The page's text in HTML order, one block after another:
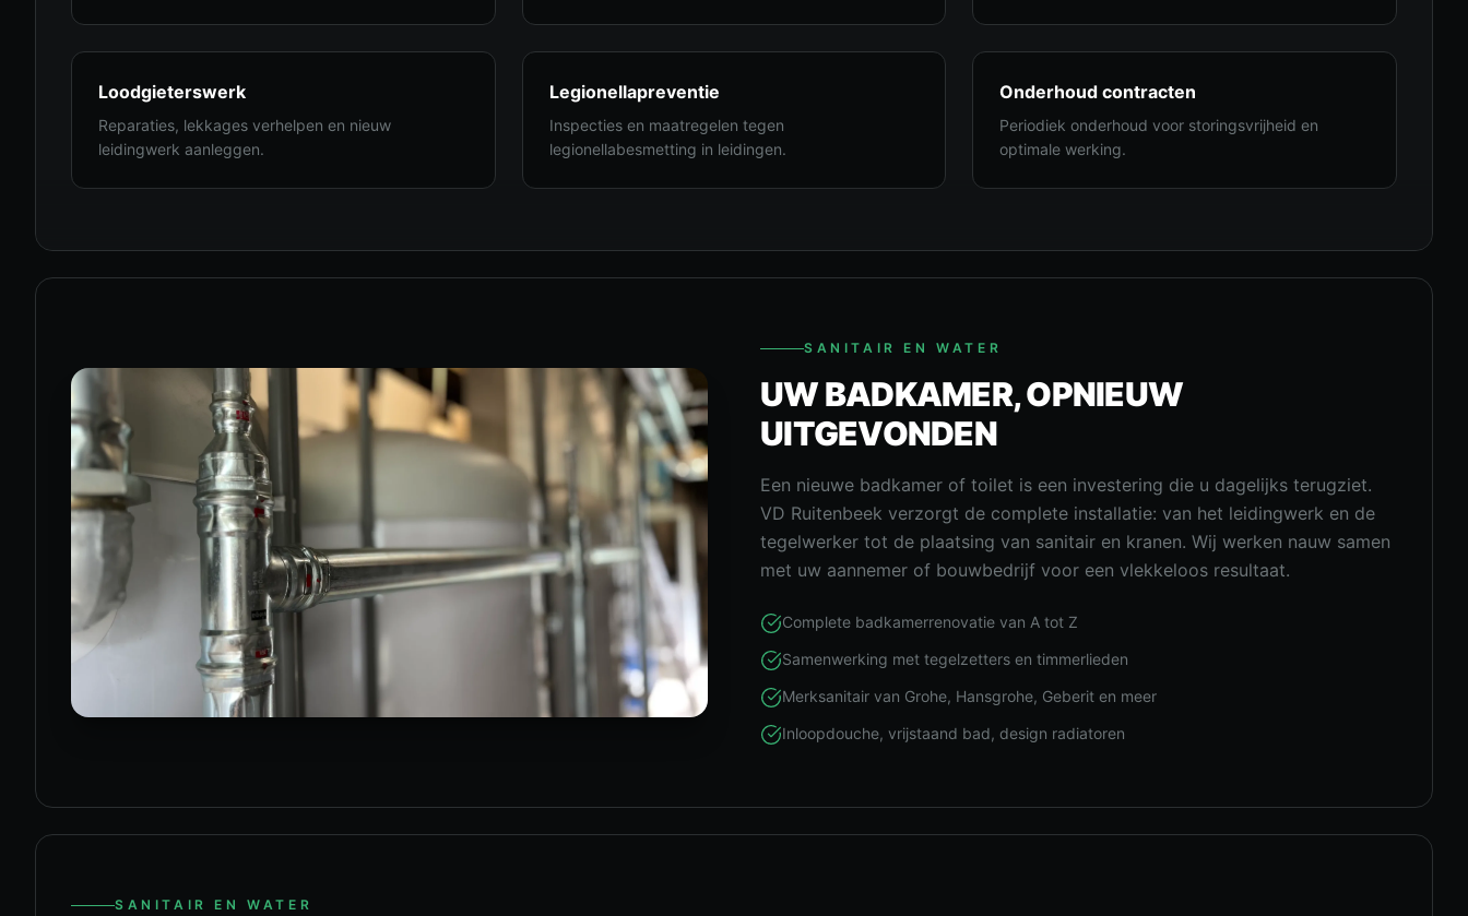
Loodgieterswerk
Reparaties, lekkages verhelpen en nieuw
leidingwerk aanleggen.
Legionellapreventie
Inspecties en maatregelen tegen
legionellabesmetting in leidingen.
Onderhoud contracten
Periodiek onderhoud voor storingsvrijheid en
optimale werking.
SANITAIR EN WATER
UW BADKAMER, OPNIEUW
UITGEVONDEN
Een nieuwe badkamer of toilet is een investering die u dagelijks terugziet.
VD Ruitenbeek verzorgt de complete installatie: van het leidingwerk en de
tegelwerker tot de plaatsing van sanitair en kranen. Wij werken nauw samen
met uw aannemer of bouwbedrijf voor een vlekkeloos resultaat.
Complete badkamerrenovatie van A tot Z
Samenwerking met tegelzetters en timmerlieden
Merksanitair van Grohe, Hansgrohe, Geberit en meer
Inloopdouche, vrijstaand bad, design radiatoren
SANITAIR EN WATER